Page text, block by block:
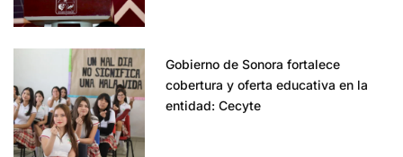
Gobierno de Sonora fortalece
cobertura y oferta educativa en la
entidad: Cecyte